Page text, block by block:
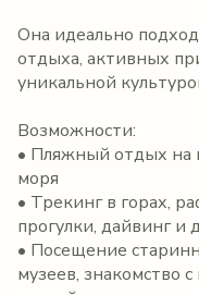
Она идеально
отдыха, активных
уникальной
Возможности:
• Пляжный отдых на
моря
• Трекинг в горах,
прогулки, дайвинг и
• Посещение
музеев, знакомство